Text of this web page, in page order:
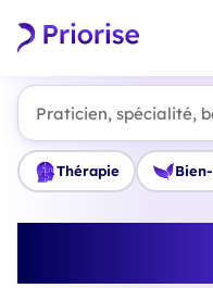
Praticien, spécialité,
Thérapie